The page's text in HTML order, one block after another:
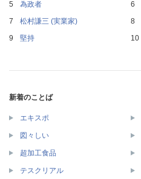
為政者
松村謙三 (実業家)
堅持
新着のことば
エキスポ
図々しい
超加工食品
テスクリアル